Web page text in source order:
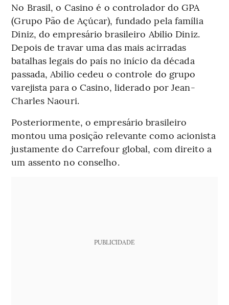
No Brasil, o Casino é o controlador do GPA
(Grupo Pão de Açúcar), fundado pela família
Diniz, do empresário brasileiro Abilio Diniz.
Depois de travar uma das mais acirradas
batalhas legais do país no início da década
passada, Abilio cedeu o controle do grupo
varejista para o Casino, liderado por Jean-
Charles Naouri.
Posteriormente, o empresário brasileiro
montou uma posição relevante como acionista
justamente do Carrefour global, com direito a
um assento no conselho.
PUBLICIDADE